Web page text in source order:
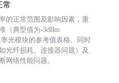
常
的正常范围及影响因素，重
（典型值为-3dBm
光模块的参考值表格。同时
光纤损耗、连接器问题）及
网络性能问题。